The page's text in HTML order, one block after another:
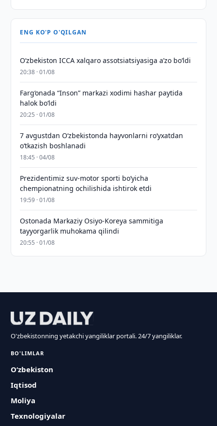
ENG KO'P O'QILGAN
O‘zbekiston ICCA xalqaro assotsiatsiyasiga aʼzo bo‘ldi
20:38 · 01/08
Farg‘onada “Inson” markazi xodimi hashar paytida
halok bo‘ldi
20:25 · 01/08
7 avgustdan O‘zbekistonda hayvonlarni ro‘yxatdan
o‘tkazish boshlanadi
18:45 · 04/08
Prezidentimiz suv-motor sporti bo‘yicha
chempionatning ochilishida ishtirok etdi
19:59 · 01/08
Ostonada Markaziy Osiyo-Koreya sammitiga
tayyorgarlik muhokama qilindi
20:55 · 01/08
O'zbekistonning yetakchi yangiliklar portali. 24/7 yangiliklar.
BO'LIMLAR
O‘zbekiston
Iqtisod
Moliya
Texnologiyalar